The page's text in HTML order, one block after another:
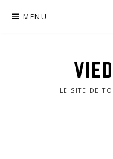
MENU
LE SITE DE